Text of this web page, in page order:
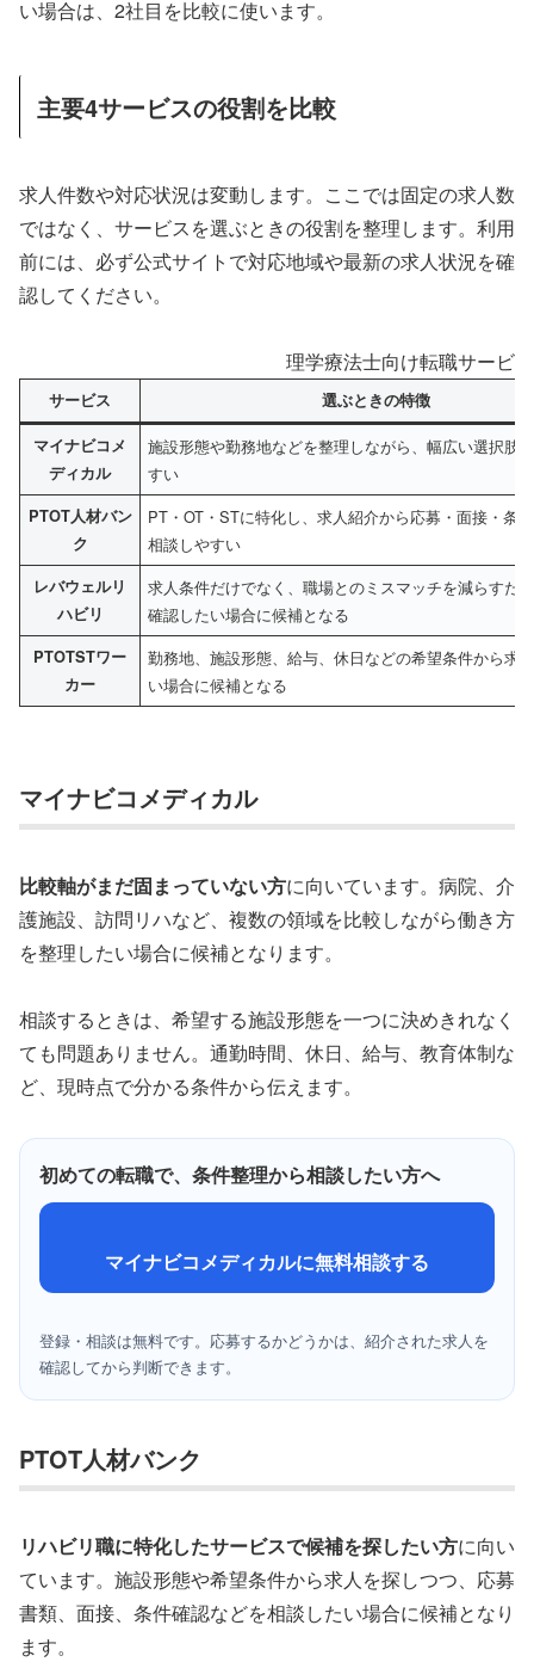
い場合は、2社目を比較に使います。
主要4サービスの役割を比較
求人件数や対応状況は変動します。ここでは固定の求人数
ではなく、サービスを選ぶときの役割を整理します。利用
前には、必ず公式サイトで対応地域や最新の求人状況を確
認してください。
理学療法士向け転職サービ
サービス 選ぶときの特徴
マイナビコメ
ディカル
施設形態や勤務地などを整理しながら、幅広い選択肢
すい
PTOT人材バン
ク
PT・OT・STに特化し、求人紹介から応募・面接・条
相談しやすい
レバウェルリ
ハビリ
求人条件だけでなく、職場とのミスマッチを減らすた
確認したい場合に候補となる
PTOTSTワー
カー
勤務地、施設形態、給与、休日などの希望条件から求
い場合に候補となる
マイナビコメディカル
比較軸がまだ固まっていない方に向いています。病院、介
護施設、訪問リハなど、複数の領域を比較しながら働き方
を整理したい場合に候補となります。
相談するときは、希望する施設形態を一つに決めきれなく
ても問題ありません。通勤時間、休日、給与、教育体制な
ど、現時点で分かる条件から伝えます。
初めての転職で、条件整理から相談したい方へ
マイナビコメディカルに無料相談する
登録・相談は無料です。応募するかどうかは、紹介された求人を
確認してから判断できます。
PTOT人材バンク
リハビリ職に特化したサービスで候補を探したい方に向い
ています。施設形態や希望条件から求人を探しつつ、応募
書類、面接、条件確認などを相談したい場合に候補となり
ます。